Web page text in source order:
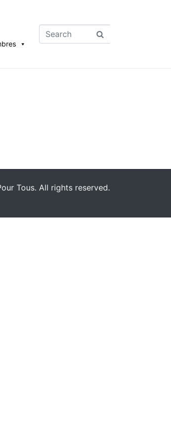
Tous. All rights reserved.